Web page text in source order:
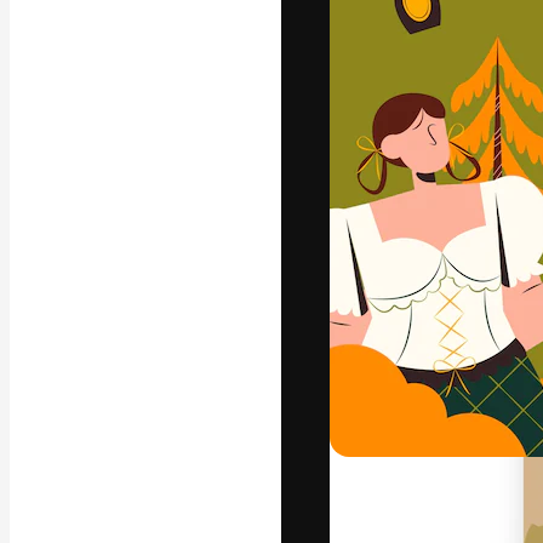
Den kreative
arbejde. Over
kreative og
studier.
Dansk